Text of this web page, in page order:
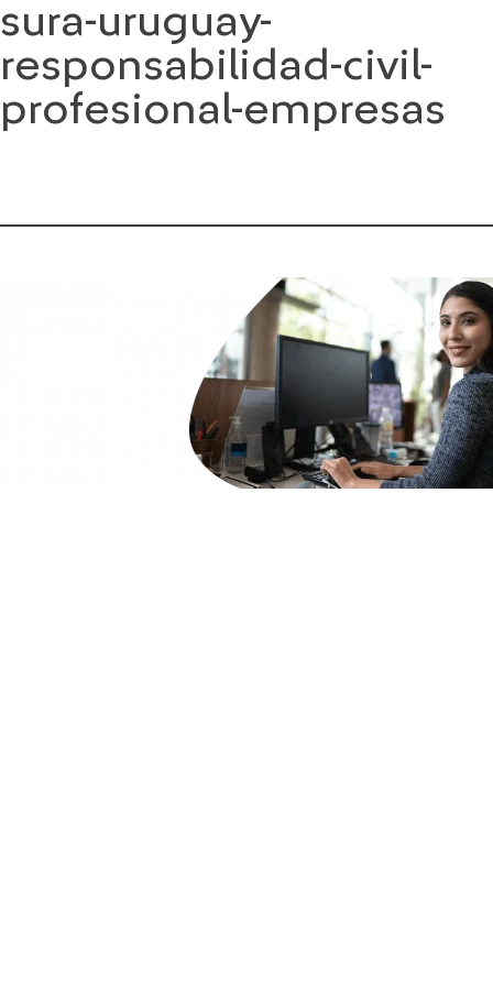
Saltar
al
contenido
sura-uruguay-
responsabilidad-civil-
profesional-empresas